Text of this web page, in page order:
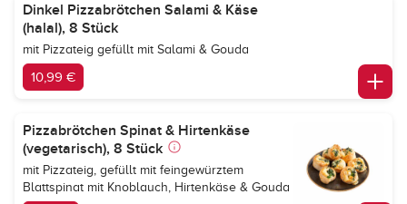
Dinkel Pizzabrötchen Salami & Käse
(halal), 8 Stück
mit Pizzateig gefüllt mit Salami & Gouda
10,99 €
Pizzabrötchen Spinat & Hirtenkäse
(vegetarisch), 8 Stück
mit Pizzateig, gefüllt mit feingewürztem
Blattspinat mit Knoblauch, Hirtenkäse & Gouda